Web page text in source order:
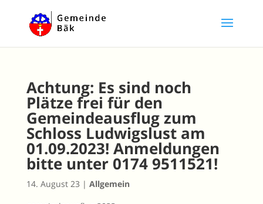
Achtung: Es sind noch
Plätze frei für den
Gemeindeausflug zum
Schloss Ludwigslust am
01.09.2023! Anmeldungen
bitte unter 0174 9511521!
14. August 23 | Allgemein